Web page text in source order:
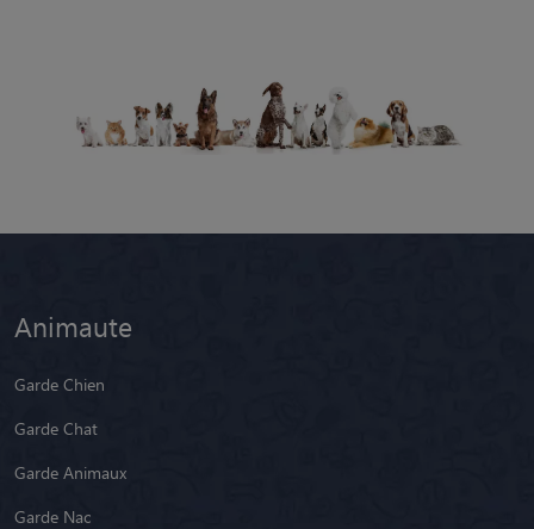
Animaute
Garde Chien
Garde Chat
Garde Animaux
Garde Nac